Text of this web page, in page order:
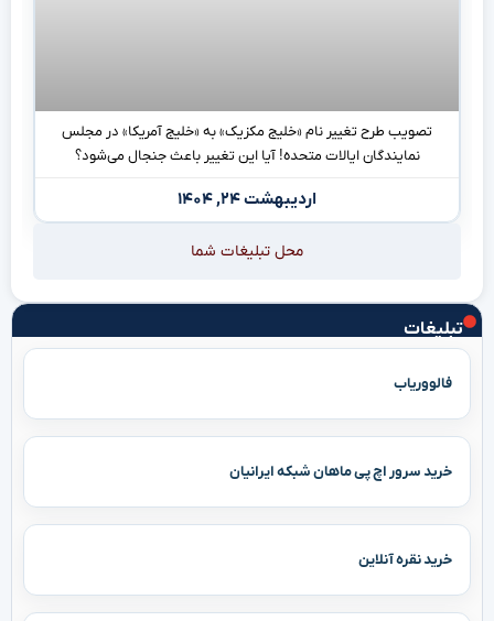
تبلیغات
فالووریاب
خرید سرور اچ پی ماهان شبکه ایرانیان
خرید نقره آنلاین
تصویب طرح تغییر نام «خلیج مکزیک» به «خلیج آمریکا» در مجلس
نمایندگان ایالات متحده! آیا این تغییر باعث جنجال می‌شود؟
اردیبهشت ۲۴, ۱۴۰۴
محل تبلیغات شما